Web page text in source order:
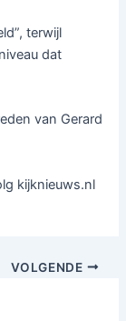
terwijl
dat
van Gerard
kijknieuws.nl
VOLGENDE